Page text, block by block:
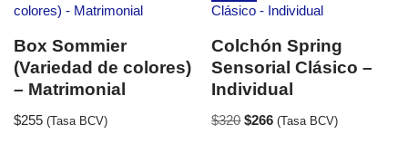
Box Sommier
(Variedad de colores)
– Matrimonial
$255 (Tasa BCV)
Colchón Spring
Sensorial Clásico –
Individual
$320 $266 (Tasa BCV)